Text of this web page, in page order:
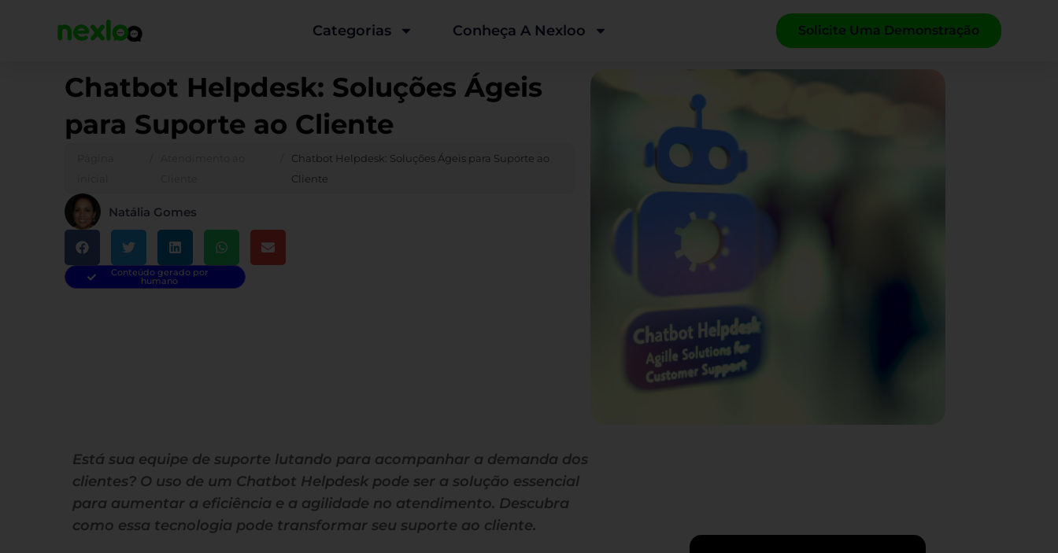
Categorias Conheça A Nexloo Solicite Uma Demonstração
Chatbot Helpdesk: Soluções Ágeis
para Suporte ao Cliente
Chatbot Helpdesk: Soluções Ágeis para Suporte ao
Cliente
Natália Gomes
Conteúdo gerado por
humano
Está sua equipe de suporte lutando para acompanhar a demanda dos
clientes? O uso de um Chatbot Helpdesk pode ser a solução essencial
para aumentar a eficiência e a agilidade no atendimento. Descubra
como essa tecnologia pode transformar seu suporte ao cliente.